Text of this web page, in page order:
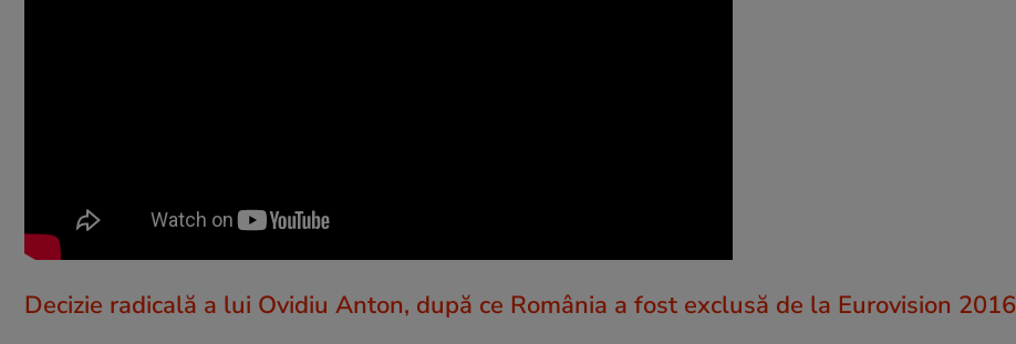
Decizie radicală a lui Ovidiu Anton, după ce România a fost exclusă de la Eurovision 2016